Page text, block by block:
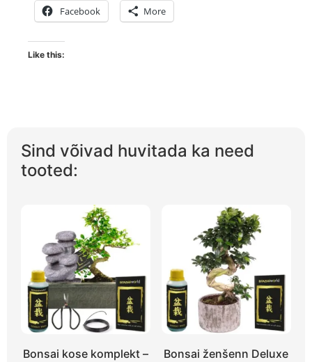
Facebook More
Like this:
Sind võivad huvitada ka need
tooted:
Bonsai kose komplekt –
Bonsai ženšenn Deluxe